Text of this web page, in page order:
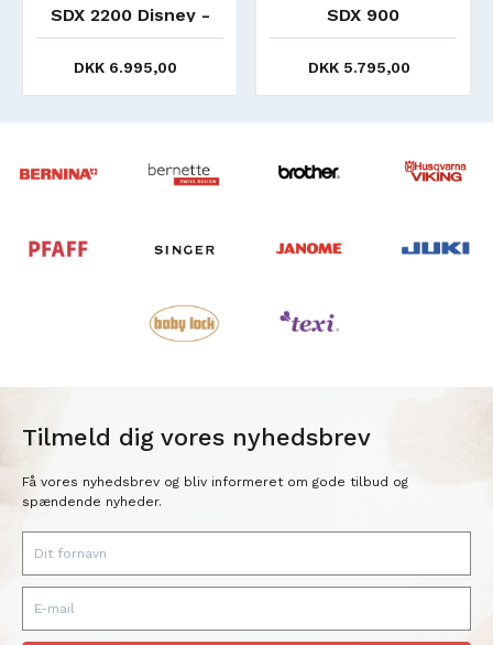
SDX 2200 Disney -
Udgået - Udsolgt
DKK 6.995,00
SDX 900
DKK 5.795,00
Tilmeld dig vores nyhedsbrev
Få vores nyhedsbrev og bliv informeret om gode tilbud og
spændende nyheder.